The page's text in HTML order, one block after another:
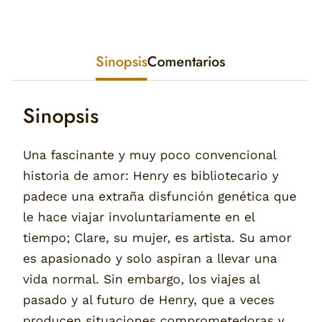
SinopsisComentarios
Sinopsis
Una fascinante y muy poco convencional
historia de amor: Henry es bibliotecario y
padece una extraña disfunción genética que
le hace viajar involuntariamente en el
tiempo; Clare, su mujer, es artista. Su amor
es apasionado y solo aspiran a llevar una
vida normal. Sin embargo, los viajes al
pasado y al futuro de Henry, que a veces